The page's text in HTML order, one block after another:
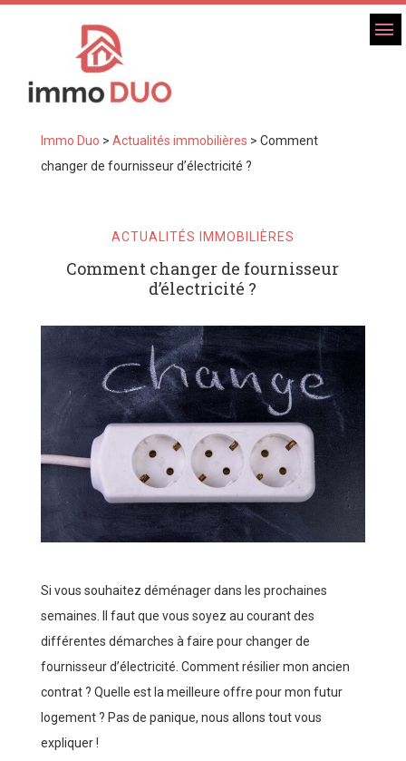
Immo Duo > Actualités immobilières > Comment
changer de fournisseur d’électricité ?
ACTUALITÉS IMMOBILIÈRES
Comment changer de fournisseur
d’électricité ?
Si vous souhaitez déménager dans les prochaines
semaines. Il faut que vous soyez au courant des
différentes démarches à faire pour changer de
fournisseur d’électricité. Comment résilier mon ancien
contrat ? Quelle est la meilleure offre pour mon futur
logement ? Pas de panique, nous allons tout vous
expliquer !